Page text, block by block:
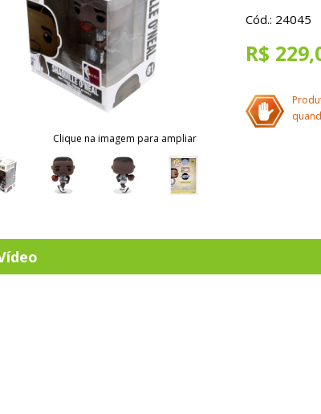
Clique na imagem para ampliar
Cód.: 24045
R$